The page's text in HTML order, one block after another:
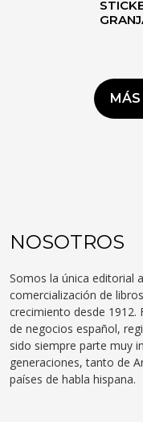
NOSOTROS
Somos la única editorial
comercialización de
crecimiento desde 1912.
de negocios español,
sido siempre parte muy
generaciones, tanto de
países de habla hispana.